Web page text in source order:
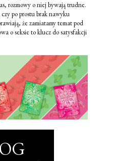
rozmowy o niej bywają trudne.
po prostu brak nawyku
że zamiatamy temat pod
o seksie to klucz do satysfakcji